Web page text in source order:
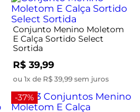
Conjunto Menino Moletom
E Calça Sortido Select
Sortida
R$ 39,99
ou 1x de R$ 39,99 sem juros
-37%